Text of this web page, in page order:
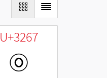
U+3267
㉧